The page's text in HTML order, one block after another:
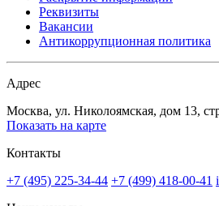
Реквизиты
Вакансии
Антикоррупционная политика
Адрес
Москва, ул. Николоямская, дом 13,
Показать на карте
Контакты
+7 (495) 225-34-44 +7 (499) 418-00-41